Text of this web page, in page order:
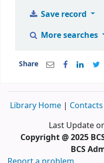
Save record
More searches
Share
Library Home | Contacts
Last Update
Copyright @ 2025
BCS